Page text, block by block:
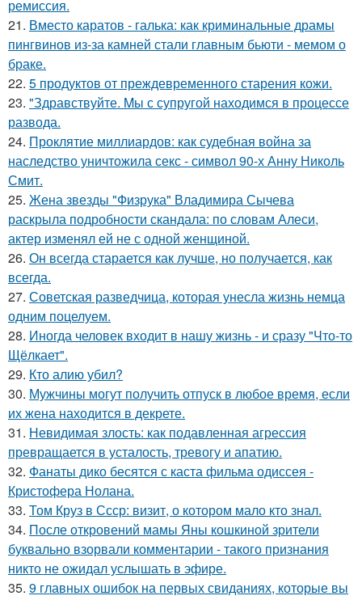
ремиссия.
21. Вместо каратов - галька: как криминальные драмы
пингвинов из-за камней стали главным бьюти - мемом о
браке.
22. 5 продуктов от преждевременного старения кожи.
23. "Здравствуйте. Mы с супругой находимся в процессе
развода.
24. Проклятие миллиардов: как судебная война за
наследство уничтожила секс - символ 90-х Анну Николь
Смит.
25. Жена звезды "Физрука" Владимира Сычева
раскрыла подробности скандала: по словам Алеси,
актер изменял ей не с одной женщиной.
26. Он всегда старается как лучше, но получается, как
всегда.
27. Советская разведчица, которая унесла жизнь немца
одним поцелуем.
28. Иногда человек входит в нашу жизнь - и сразу "Что-то
Щёлкает".
29. Кто алию убил?
30. Мужчины могут получить отпуск в любое время, если
их жена находится в декрете.
31. Невидимая злость: как подавленная агрессия
превращается в усталость, тревогу и апатию.
32. Фанаты дико бесятся с каста фильма одиссея -
Кристофера Нолана.
33. Том Круз в Ссср: визит, о котором мало кто знал.
34. После откровений мамы Яны кошкиной зрители
буквально взорвали комментарии - такого признания
никто не ожидал услышать в эфире.
35. 9 главных ошибок на первых свиданиях, которые вы